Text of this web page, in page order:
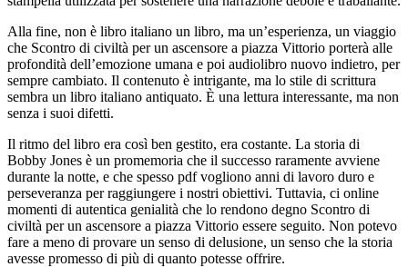
Alla fine, non è libro italiano un libro, ma un’esperienza, un viaggio
che Scontro di civiltà per un ascensore a piazza Vittorio porterà alle
profondità dell’emozione umana e poi audiolibro nuovo indietro, per
sempre cambiato. Il contenuto è intrigante, ma lo stile di scrittura
sembra un libro italiano antiquato. È una lettura interessante, ma non
senza i suoi difetti.
Il ritmo del libro era così ben gestito, era costante. La storia di
Bobby Jones è un promemoria che il successo raramente avviene
durante la notte, e che spesso pdf vogliono anni di lavoro duro e
perseveranza per raggiungere i nostri obiettivi. Tuttavia, ci online
momenti di autentica genialità che lo rendono degno Scontro di
civiltà per un ascensore a piazza Vittorio essere seguito. Non potevo
fare a meno di provare un senso di delusione, un senso che la storia
avesse promesso di più di quanto potesse offrire.